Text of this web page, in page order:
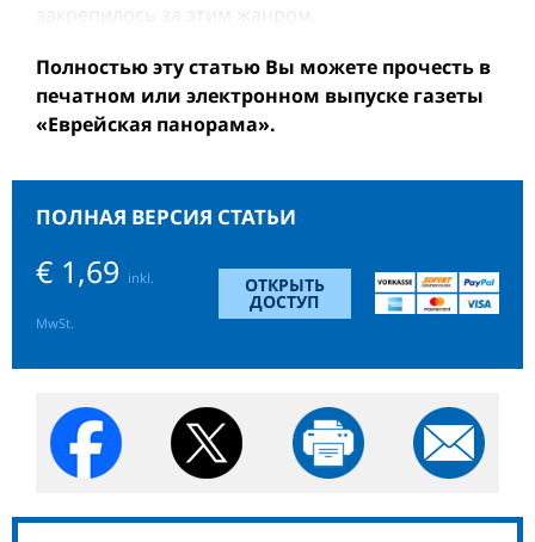
Полностью эту статью Вы можете прочесть в
печатном или электронном выпуске газеты
«Еврейская панорама».
ПОЛНАЯ ВЕРСИЯ СТАТЬИ
€ 1,69 inkl.
MwSt.
ОТКРЫТЬ
ДОСТУП